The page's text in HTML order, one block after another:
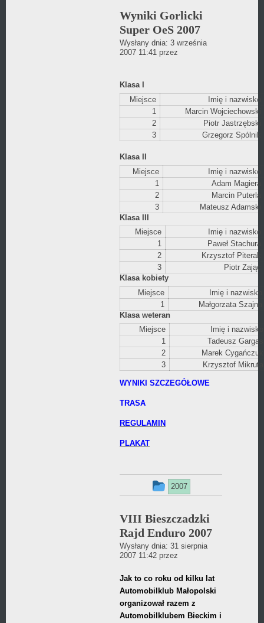
był
dodany
w
Wyniki Gorlicki
Super OeS 2007
Wysłany dnia: 3 września
2007 11:41 przez
Klasa I
Miejsce
Imię i nazwisko
1
Marcin Wojciechowski
2
Piotr Jastrzębski
3
Grzegorz Spólnik
Klasa II
Miejsce
Imię i nazwisko
1
Adam Magiera
2
Marcin Puterla
3
Mateusz Adamski
Klasa III
Miejsce
Imię i nazwisko
1
Paweł Stachura
2
Krzysztof Piterak
3
Piotr Zając
Klasa kobiety
Miejsce
Imię i nazwisko
1
Małgorzata Szajna
Klasa weteran
Miejsce
Imię i nazwisko
1
Tadeusz Gargas
2
Marek Cygańczuk
3
Krzysztof Mikruta
WYNIKI SZCZEGÓŁOWE
TRASA
REGULAMIN
PLAKAT
Ten
był
dodany
w
kategorii
2007
VIII Bieszczadzki
Rajd Enduro 2007
Wysłany dnia: 31 sierpnia
2007 11:42 przez
Jak to co roku od kilku lat
Automobilklub Małopolski
organizował razem z
Automobilklubem Bieckim i